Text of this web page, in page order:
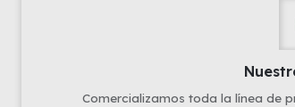
Comercializamos toda la línea de